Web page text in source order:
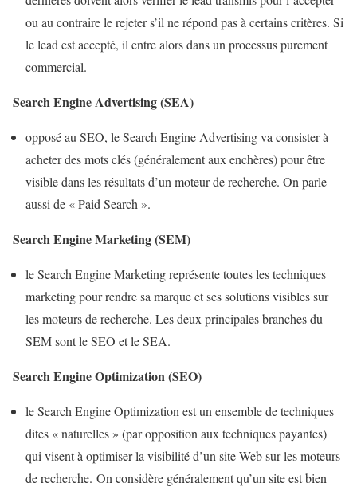
ou au contraire le rejeter s’il ne répond pas à certains critères. Si
le lead est accepté, il entre alors dans un processus purement
commercial.
Search Engine Advertising (SEA)
opposé au SEO, le Search Engine Advertising va consister à
acheter des mots clés (généralement aux enchères) pour être
visible dans les résultats d’un moteur de recherche. On parle
aussi de « Paid Search ».
Search Engine Marketing (SEM)
le Search Engine Marketing représente toutes les techniques
marketing pour rendre sa marque et ses solutions visibles sur
les moteurs de recherche. Les deux principales branches du
SEM sont le SEO et le SEA.
Search Engine Optimization (SEO)
le Search Engine Optimization est un ensemble de techniques
dites « naturelles » (par opposition aux techniques payantes)
qui visent à optimiser la visibilité d’un site Web sur les moteurs
de recherche. On considère généralement qu’un site est bien